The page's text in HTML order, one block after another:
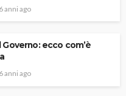
6 anni ago
Governo: ecco com’è
6 anni ago